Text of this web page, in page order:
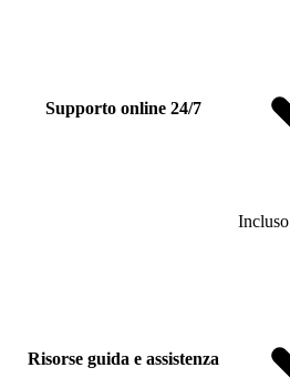
Supporto online 24/7
Incluso
Risorse guida e assistenza